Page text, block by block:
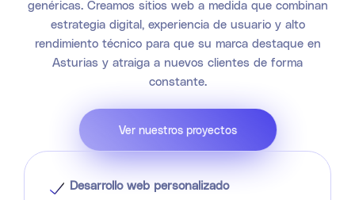
genéricas. Creamos sitios web a medida que combinan
estrategia digital, experiencia de usuario y alto
rendimiento técnico para que su marca destaque en
Asturias y atraiga a nuevos clientes de forma
constante.
Ver nuestros proyectos
Desarrollo web personalizado